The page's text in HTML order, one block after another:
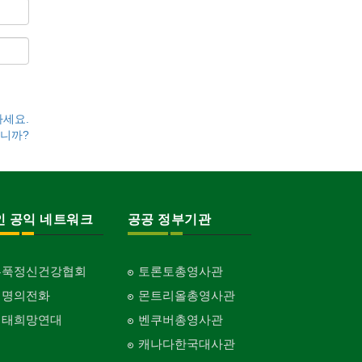
요.
까?
공익 네트워크
정신건강협회
의전화
희망연대
공공 정부기관
토론토총영사관
몬트리올총영사관
벤쿠버총영사관
캐나다한국대사관